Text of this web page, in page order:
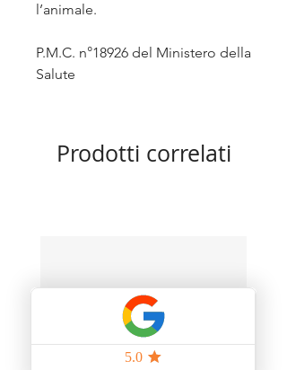
l’animale.
P.M.C. n°18926 del Ministero della
Salute
Prodotti correlati